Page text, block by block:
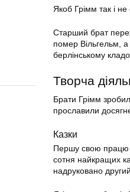
Якоб Грімм так і
Старший брат
помер Вільгельм,
берлінському
Творча
Брати Грімм
прославили
Казки
Першу свою працю
сотня найкращих
надруковано